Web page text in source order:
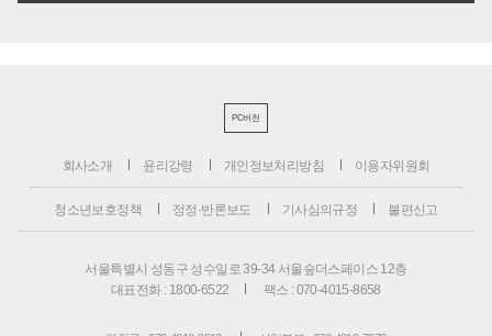
PC버전
회사소개 윤리강령 개인정보처리방침 이용자위원회
청소년보호정책 정정·반론보도 기사심의규정 불편신고
서울특별시 성동구 성수일로 39-34 서울숲더스페이스 12층
대표전화 : 1800-6522
팩스 : 070-4015-8658